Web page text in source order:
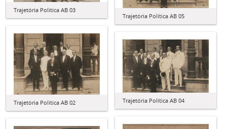
Trajetória Política AB 03
Trajetória Política AB 05
Trajetória Política AB 02 Trajetória Política AB 04